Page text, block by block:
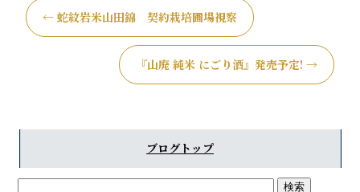
← 蛇紋岩米山田錦 契約栽培圃場視察
『山廃 純米 にごり酒』発売予定! →
ブログトップ